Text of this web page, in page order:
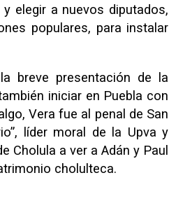
elegir a nuevos diputados,
populares, para instalar
breve presentación de la
iniciar en Puebla con
Vera fue al penal de San
líder moral de la Upva y
Cholula a ver a Adán y Paul
cholulteca.